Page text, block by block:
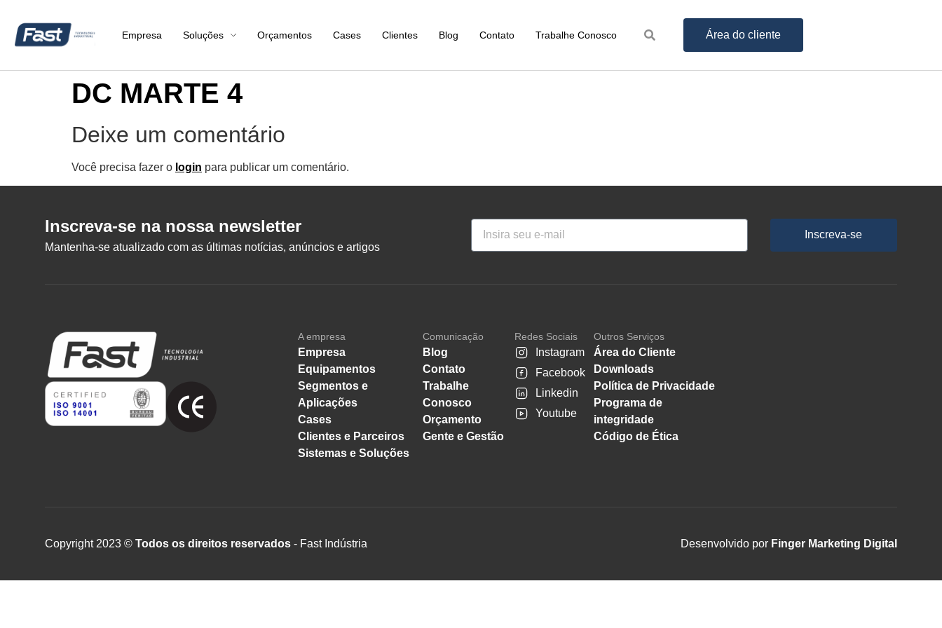
Empresa Soluções Orçamentos Cases Clientes Blog Contato Trabalhe Conosco Área do cliente
DC MARTE 4
Deixe um comentário
Você precisa fazer o login para publicar um comentário.
Inscreva-se na nossa newsletter
Mantenha-se atualizado com as últimas notícias, anúncios e artigos
Inscreva-se
A empresa
Empresa
Equipamentos
Segmentos e
Aplicações
Cases
Clientes e Parceiros
Sistemas e Soluções
Comunicação
Blog
Contato
Trabalhe
Conosco
Orçamento
Gente e Gestão
Redes Sociais
Instagram
Facebook
Linkedin
Youtube
Outros Serviços
Área do Cliente
Downloads
Política de Privacidade
Programa de
integridade
Código de Ética
Copyright 2023 © Todos os direitos reservados - Fast Indústria Desenvolvido por Finger Marketing Digital